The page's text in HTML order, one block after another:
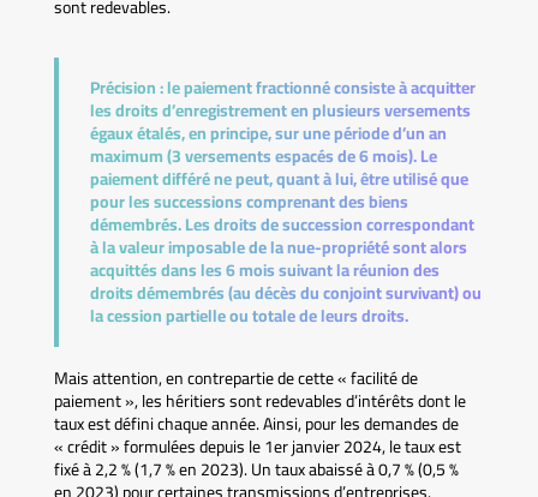
sont redevables.
Précision :le paiement fractionné consiste à acquitter
les droits d’enregistrement en plusieurs versements
égaux étalés, en principe, sur une période d’un an
maximum (3 versements espacés de 6 mois). Le
paiement différé ne peut, quant à lui, être utilisé que
pour les successions comprenant des biens
démembrés. Les droits de succession correspondant
à la valeur imposable de la nue-propriété sont alors
acquittés dans les 6 mois suivant la réunion des
droits démembrés (au décès du conjoint survivant) ou
la cession partielle ou totale de leurs droits.
Mais attention, en contrepartie de cette « facilité de
paiement », les héritiers sont redevables d’intérêts dont le
taux est défini chaque année. Ainsi, pour les demandes de
« crédit » formulées depuis le 1er janvier 2024, le taux est
fixé à 2,2 % (1,7 % en 2023). Un taux abaissé à 0,7 % (0,5 %